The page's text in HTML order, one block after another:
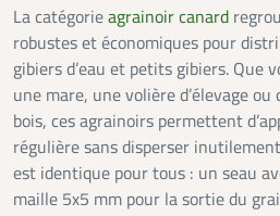
La catégorieagrainoir canard
robustes et économiques pour
gibiers d’eau et petits gibiers. Que
une mare, une volière d’élevage
bois, ces agrainoirs permettent
régulière sans disperser
est identique pour tous : un seau
maille 5x5 mm pour la sortie du